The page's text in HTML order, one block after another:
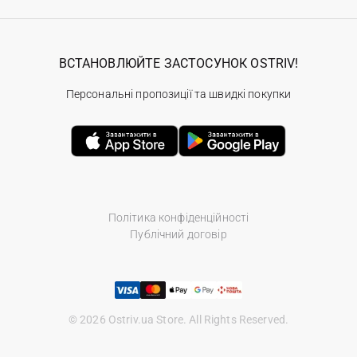
Політика конфіденційності
Публічний договір
© 2026 Ostriv.ua Store. All Rights Reserved.
ВСТАНОВЛЮЙТЕ ЗАСТОСУНОК OSTRIV!
Персональні пропозиції та швидкі покупки